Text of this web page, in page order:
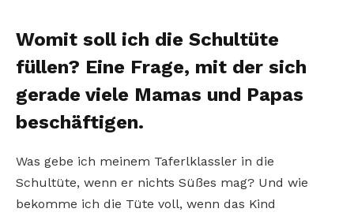
Womit soll ich die Schultüte
füllen? Eine Frage, mit der sich
gerade viele Mamas und Papas
beschäftigen.
Was gebe ich meinem Taferlklassler in die
Schultüte, wenn er nichts Süßes mag? Und wie
bekomme ich die Tüte voll, wenn das Kind